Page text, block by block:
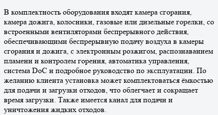
В комплектность оборудования входят камера сгорания,
камера дожига, колосники, газовые или дизельные горелки, со
встроенными вентиляторами беспрерывного действия,
обеспечивающими беспрерывную подачу воздуха в камеры
сгорания и дожига, с электронным розжигом, распознаванием
пламени и контролем горения, автоматика управления,
система DoC и подробное руководство по эксплуатации. По
желанию клиента установка может комплектоваться ёмкостью
для подачи и загрузки отходов, что облегчает и сокращает
время загрузки. Также имеется канал для подачи и
уничтожения жидких отходов.